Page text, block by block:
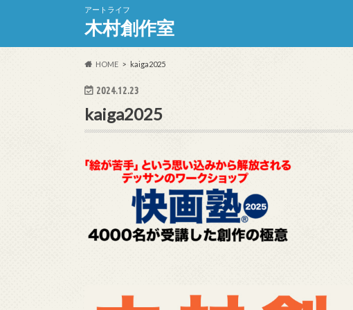
アートライフ
木村創作室
HOME kaiga2025
2024.12.23
kaiga2025